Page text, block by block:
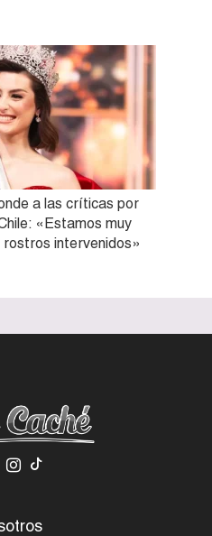
a las críticas por
«Estamos muy
intervenidos»